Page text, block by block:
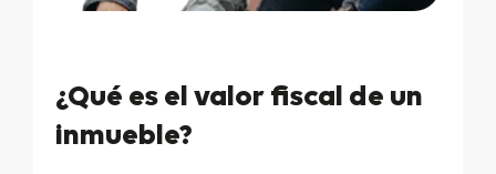
¿Qué es el valor fiscal de un
inmueble?